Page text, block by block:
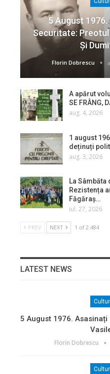
5 August
Securitate:
Și
Florin Dobrescu
A apărut
SE FRÂNG,
aug. 4, 2026
1 august
deținuți
aug. 3, 2026
La Sâmbăta
Rezistența
Făgăraș…
iul. 27, 2026
PREV NEXT 1 of 2.484
LATEST NEWS
5 August 1976.
Florin Dobrescu